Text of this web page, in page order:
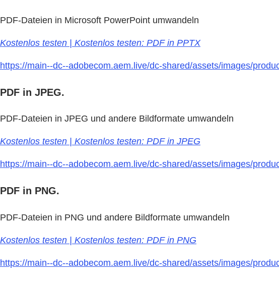
PDF-Dateien in Microsoft PowerPoint umwandeln
Kostenlos testen | Kostenlos testen: PDF in PPTX
https://main--dc--adobecom.aem.live/dc-shared/assets/images/
PDF in JPEG.
PDF-Dateien in JPEG und andere Bildformate umwandeln
Kostenlos testen | Kostenlos testen: PDF in JPEG
https://main--dc--adobecom.aem.live/dc-shared/assets/images/
PDF in PNG.
PDF-Dateien in PNG und andere Bildformate umwandeln
Kostenlos testen | Kostenlos testen: PDF in PNG
https://main--dc--adobecom.aem.live/dc-shared/assets/images/